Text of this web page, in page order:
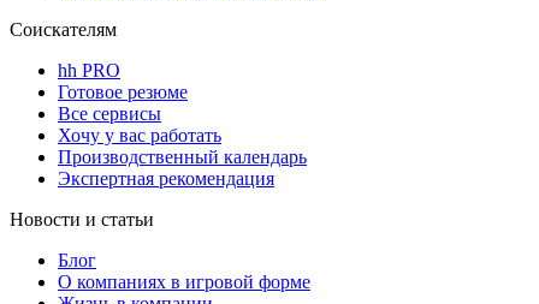
Соискателям
hh PRO
Готовое резюме
Все сервисы
Хочу у вас работать
Производственный календарь
Экспертная рекомендация
Новости и статьи
Блог
О компаниях в игровой форме